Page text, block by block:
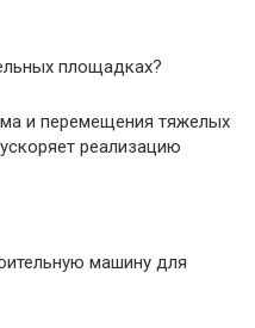
площадках?
и перемещения тяжелых
реализацию
машину для